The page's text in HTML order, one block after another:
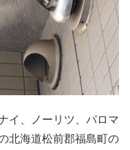
イ、ノーリツ、パロマ
北海道松前郡福島町の